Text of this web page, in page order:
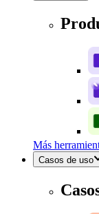
Más
Casos de uso